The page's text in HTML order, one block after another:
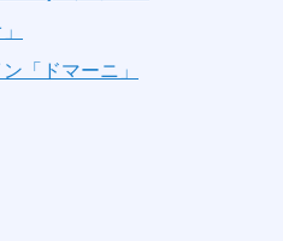
「ドマーニ」